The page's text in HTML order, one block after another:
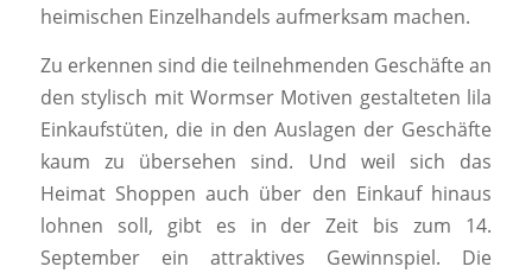
heimischen Einzelhandels aufmerksam machen.
Zu erkennen sind die teilnehmenden Geschäfte an
den stylisch mit Wormser Motiven gestalteten lila
Einkaufstüten, die in den Auslagen der Geschäfte
kaum zu übersehen sind. Und weil sich das
Heimat Shoppen auch über den Einkauf hinaus
lohnen soll, gibt es in der Zeit bis zum 14.
September ein attraktives Gewinnspiel. Die